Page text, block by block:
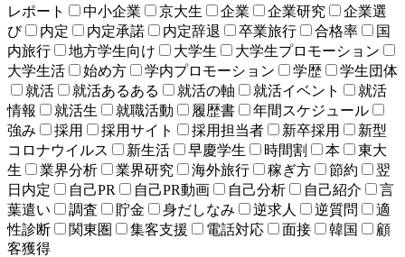
レポート
中小企業 京大生 企業 企業研究
企業選
び
内定 内定承諾 内定辞退 卒業旅行 合格率
国
内旅行
地方学生向け 大学生
大学生プロモーション
大学生活
始め方 学内プロモーション 学歴
学生団体
就活
就活あるある 就活の軸 就活イベント
就活
情報
就活生 就職活動 履歴書
年間スケジュール
強み
採用 採用サイト 採用担当者 新卒採用
新型
コロナウイルス
新生活 早慶学生 時間割 本
東大
生
業界分析 業界研究 海外旅行 稼ぎ方 節約
翌
日内定
自己PR 自己PR動画 自己分析 自己紹介
言
葉遣い
調査 貯金 身だしなみ 逆求人 逆質問
適
性診断
関東圏 集客支援 電話対応 面接 韓国
顧
客獲得